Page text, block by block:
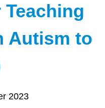
Autism to
2023